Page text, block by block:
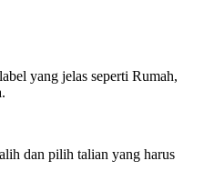
yang jelas seperti Rumah,
dan pilih talian yang harus